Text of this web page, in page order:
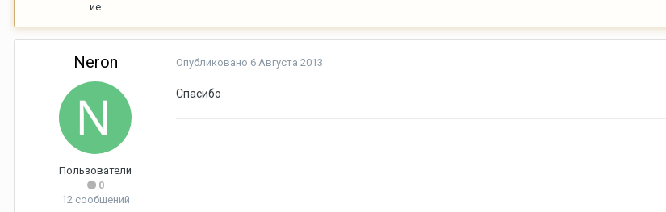
ие
Neron
Пользователи
0
12 сообщений
Опубликовано 6 Августа 2013
Спасибо